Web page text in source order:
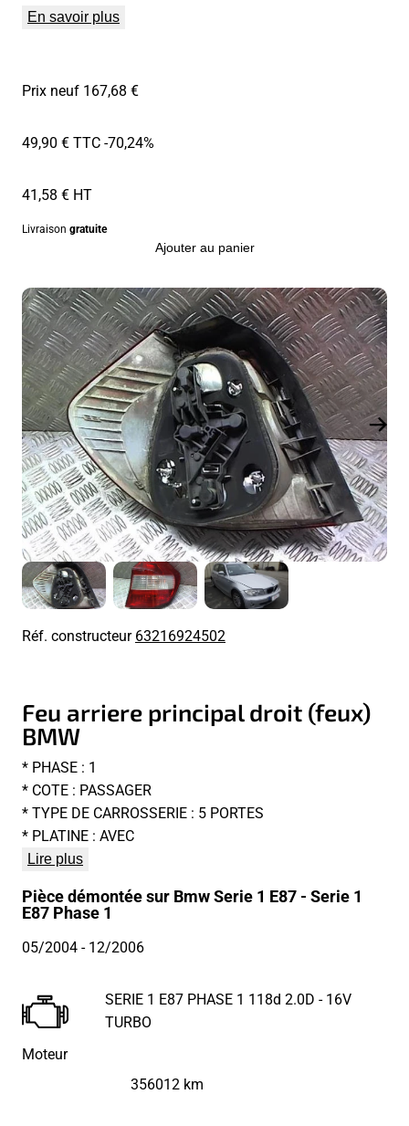
En savoir plus
Prix neuf 167,68 €
49,90 € TTC-70,24%
41,58 € HT
Livraison gratuite
Ajouter au panier
Réf. constructeur63216924502
Feu arriere principal droit (feux)
BMW
* PHASE : 1
* COTE : PASSAGER
* TYPE DE CARROSSERIE : 5 PORTES
* PLATINE : AVEC
Lire plus
Pièce démontée sur Bmw Serie 1 E87 - Serie 1
E87 Phase 1
05/2004- 12/2006
Moteur
SERIE 1 E87 PHASE 1 118d 2.0D - 16V
TURBO
356012 km